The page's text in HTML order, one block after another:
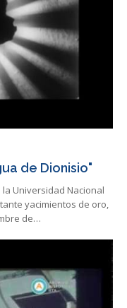
de Dionisio"
Universidad Nacional
yacimientos de oro,
de…